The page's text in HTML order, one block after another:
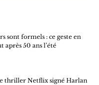
sont formels : ce geste en
après 50 ans l’été
thriller Netflix signé Harlan